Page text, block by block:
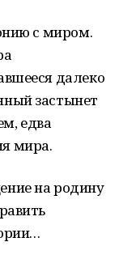
с миром.
далеко
застынет
едва
мира.
на родину